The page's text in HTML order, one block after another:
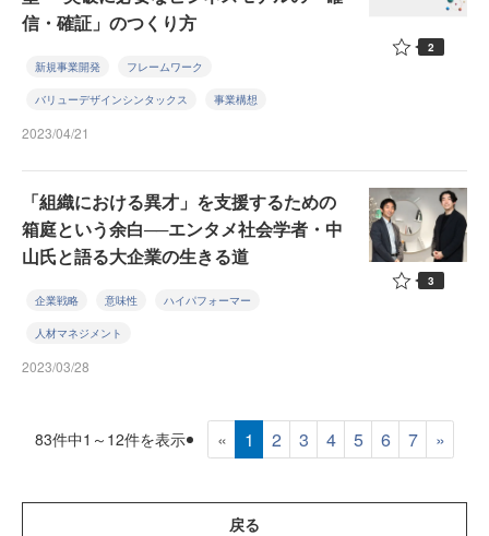
信・確証」のつくり方
新規事業開発 フレームワーク
バリューデザインシンタックス 事業構想
2023/04/21
2
「組織における異才」を支援するための
箱庭という余白──エンタメ社会学者・中
山氏と語る大企業の生きる道
企業戦略 意味性 ハイパフォーマー
人材マネジメント
2023/03/28
3
83件中1～12件を表示 « 1 2 3 4 5 6 7 »
戻る